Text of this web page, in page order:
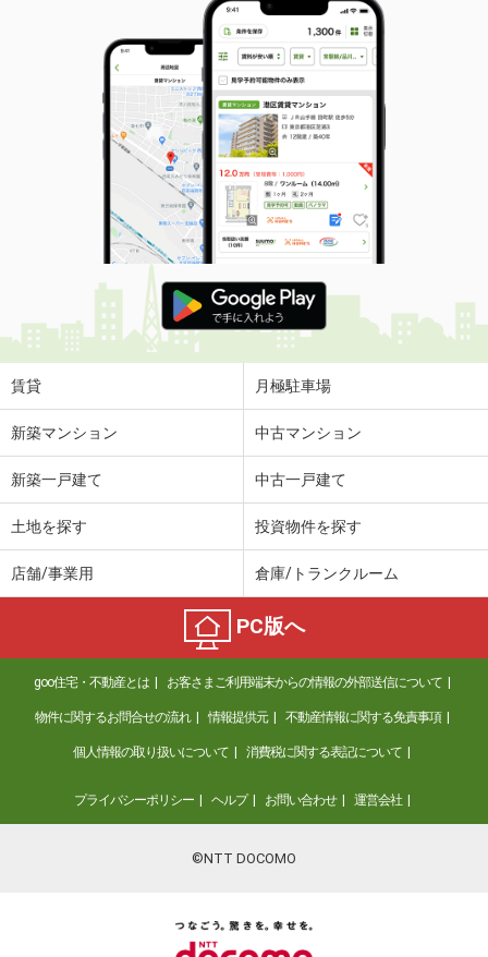
賃貸 月極駐車場
新築マンション 中古マンション
新築一戸建て 中古一戸建て
土地を探す 投資物件を探す
店舗/事業用 倉庫/トランクルーム
PC版へ
goo住宅・不動産とは お客さまご利用端末からの情報の外部送信について
物件に関するお問合せの流れ 情報提供元 不動産情報に関する免責事項
個人情報の取り扱いについて 消費税に関する表記について
プライバシーポリシー ヘルプ お問い合わせ 運営会社
©NTT DOCOMO